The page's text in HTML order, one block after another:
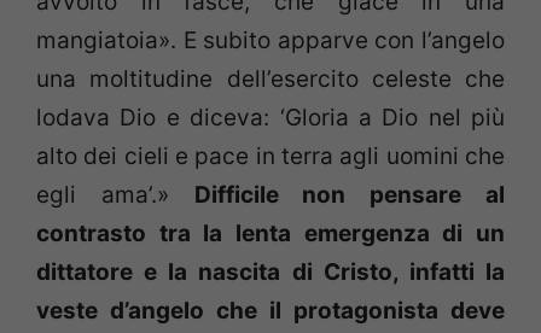
mangiatoia». E subito apparve con l’angelo
una moltitudine dell’esercito celeste che
lodava Dio e diceva: ‘Gloria a Dio nel più
alto dei cieli e pace in terra agli uomini che
egli ama’.» Difficile non pensare al
contrasto tra la lenta emergenza di un
dittatore e la nascita di Cristo, infatti la
veste d’angelo che il protagonista deve